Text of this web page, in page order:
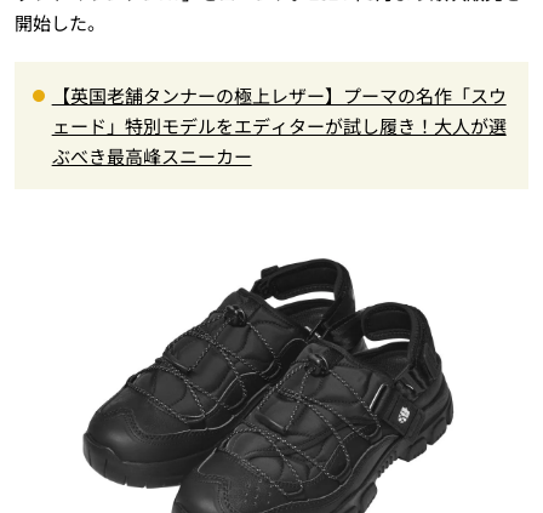
開始した。
【英国老舗タンナーの極上レザー】プーマの名作「スウ
ェード」特別モデルをエディターが試し履き！大人が選
ぶべき最高峰スニーカー